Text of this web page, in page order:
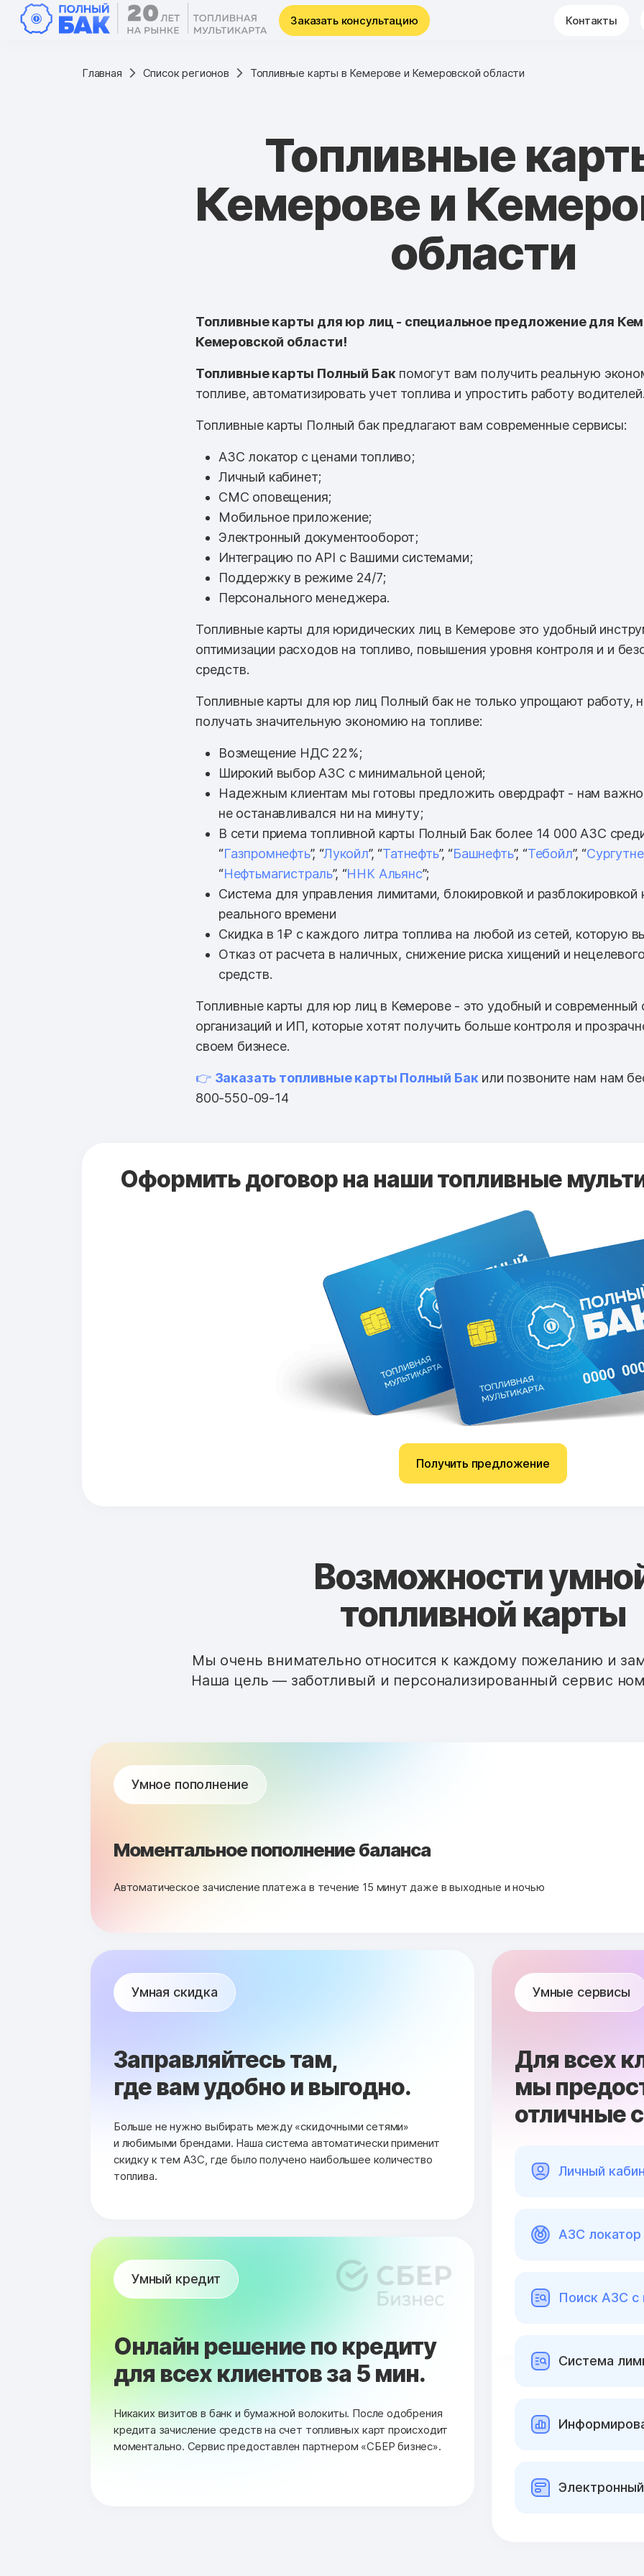
Заказать консультацию Контакты
Главная Список регионов Топливные карты в Кемерове и Кемеровской области
Топливные
Кемерове и
области
Топливные карты для юр лиц - специальное предложение для
Кемеровской области!
Топливные карты Полный Бак помогут вам получить реальную
топливе, автоматизировать учет топлива и упростить работу
Топливные карты Полный бак предлагают вам современные сервисы:
АЗС локатор с ценами топливо;
Личный кабинет;
СМС оповещения;
Мобильное приложение;
Электронный документооборот;
Интеграцию по API с Вашими системами;
Поддержку в режиме 24/7;
Персонального менеджера.
Топливные карты для юридических лиц в Кемерове это удобный
оптимизации расходов на топливо, повышения уровня контроля и и
средств.
Топливные карты для юр лиц Полный бак не только упрощают работу,
получать значительную экономию на топливе:
Возмещение НДС 22%;
Широкий выбор АЗС с минимальной ценой;
Надежным клиентам мы готовы предложить овердрафт - нам
не останавливался ни на минуту;
В сети приема топливной карты Полный Бак более 14 000 АЗС
“Газпромнефть”, “Лукойл”, “Татнефть”, “Башнефть”, “Тебойл”, “
“Нефтьмагистраль”, “ННК Альянс”;
Система для управления лимитами, блокировкой и разблокировкой
реального времени
Скидка в 1₽ с каждого литра топлива на любой из сетей, которую
Отказ от расчета в наличных, снижение риска хищений и
средств.
Топливные карты для юр лиц в Кемерове - это удобный и современный
организаций и ИП, которые хотят получить больше контроля и
своем бизнесе.
👉 Заказать топливные карты Полный Бак или позвоните нам нам
800-550-09-14
Оформить договор на наши топливные
Получить предложение
Возможности
топливной карты
Мы очень внимательно относится к каждому пожеланию и
Наша цель — заботливый и персонализированный сервис
Умное пополнение
Моментальное пополнение баланса
Автоматическое зачисление платежа в течение 15 минут даже в выходные и ночью
Умная скидка
Заправляйтесь там,
где вам удобно и выгодно.
Больше не нужно выбирать между «скидочными сетями»
и любимыми брендами. Наша система автоматически применит
скидку к тем АЗС, где было получено наибольшее количество
топлива.
Умный кредит
Онлайн решение по кредиту
для всех клиентов за 5 мин.
Никаких визитов в банк и бумажной волокиты. После одобрения
кредита зачисление средств на счет топливных карт происходит
моментально. Сервис предоставлен партнером «СБЕР бизнес».
Умные сервисы
Для всех
мы
отличные
Личный
АЗС локатор
Поиск АЗС с
Cистема